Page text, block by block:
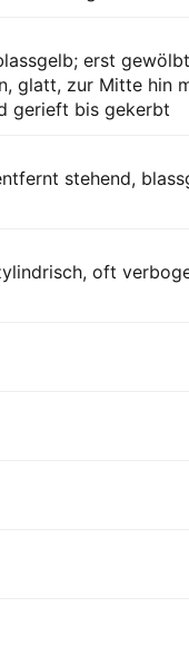
erst
glatt, zur Mitte hin
gerieft bis gekerbt
stehend,
oft